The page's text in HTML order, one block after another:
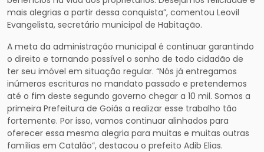
mais alegrias a partir dessa conquista”, comentou Leovil
Evangelista, secretário municipal de Habitação.
A meta da administração municipal é continuar garantindo
o direito e tornando possível o sonho de todo cidadão de
ter seu imóvel em situação regular. “Nós já entregamos
inúmeras escrituras no mandato passado e pretendemos
até o fim deste segundo governo chegar a 10 mil. Somos a
primeira Prefeitura de Goiás a realizar esse trabalho tão
fortemente. Por isso, vamos continuar alinhados para
oferecer essa mesma alegria para muitas e muitas outras
famílias em Catalão”, destacou o prefeito Adib Elias.